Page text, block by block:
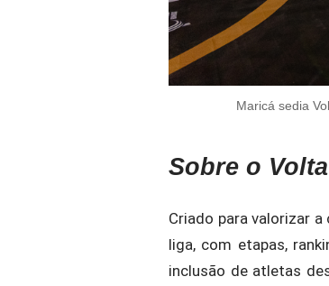
Maricá sedia
Sobre o
Criado para valorizar
liga, com etapas,
inclusão de atletas